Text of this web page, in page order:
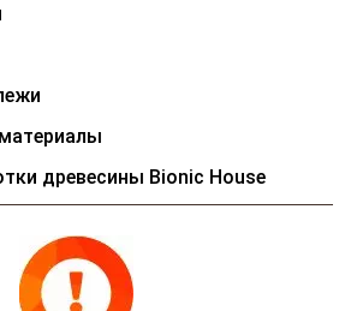
древесины Bionic House